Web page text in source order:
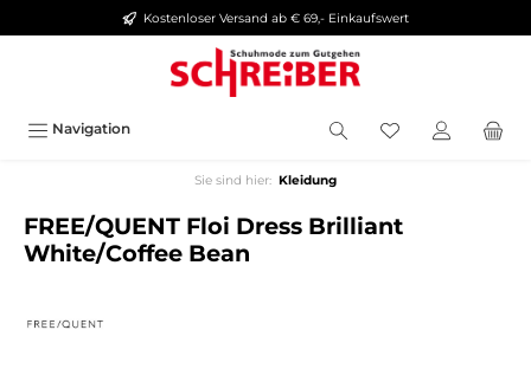
springen Kostenloser Versand ab € 69,- Einkaufswert
Navigation
Sie sind hier: Kleidung
FREE/QUENT Floi Dress Brilliant
White/Coffee Bean